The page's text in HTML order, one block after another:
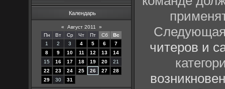
Календарь
« Август 2011
»
Пн
Вт Ср Чт Пт Сб
Вс
1
2 3 4 5 6
7
8
9 10 11 12 13
14
15
16 17 18 19 20
21
22
23 24 25 26 27
28
29
30 31
Следующая
читеров и